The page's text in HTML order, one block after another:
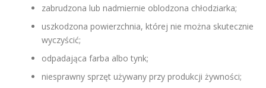
zabrudzona lub nadmiernie oblodzona chłodziarka;
uszkodzona powierzchnia, której nie można skutecznie
wyczyścić;
odpadająca farba albo tynk;
niesprawny sprzęt używany przy produkcji żywności;